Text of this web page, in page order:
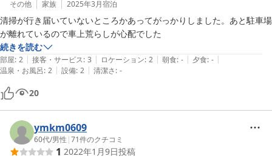
その他 家族 2025年3月宿泊
清掃が行き届いていないところかあってがっかりしました。あと駐車場
が離れているので車上荒らしが心配でした
続きを読む
部屋: 2 | 接客・サービス: 3 | ロケーション: 2 | 朝食: - | 夕食: - |
温泉・お風呂: 2 | 設備: 2 | 清潔さ: -
20
ymkm0609
60代/男性 |71件のクチコミ
1 2022年1月9日投稿